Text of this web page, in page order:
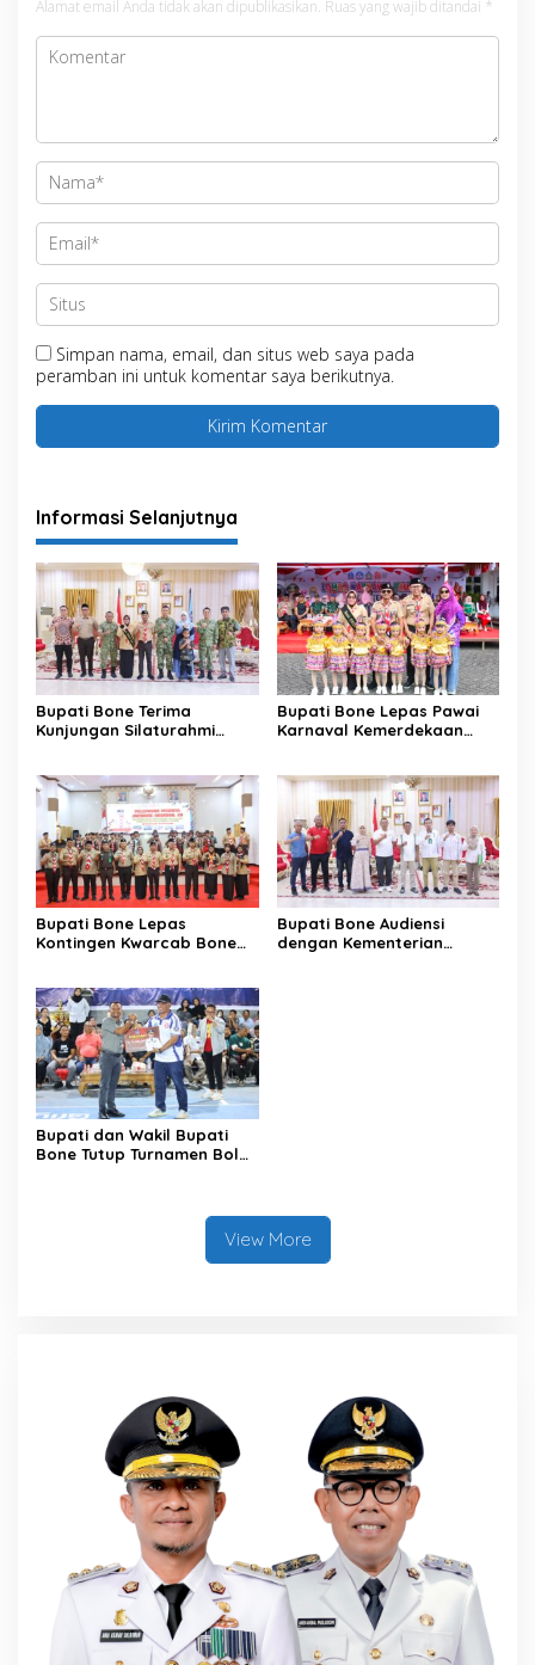
Alamat email Anda tidak akan dipublikasikan. Ruas yang wajib ditandai *
Simpan nama, email, dan situs web saya pada
peramban ini untuk komentar saya berikutnya.
Informasi Selanjutnya
Bupati Bone Terima
Kunjungan Silaturahmi
Bupati Bone Lepas Pawai
Karnaval Kemerdekaan
Bupati Bone Lepas
Kontingen Kwarcab Bone
Bupati Bone Audiensi
dengan Kementerian
Bupati dan Wakil Bupati
Bone Tutup Turnamen Bola
View More